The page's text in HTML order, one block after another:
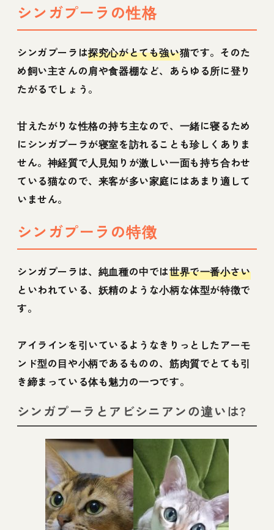
シンガプーラの性格
シンガプーラは探究心がとても強い猫です。そのた
め飼い主さんの肩や食器棚など、あらゆる所に登り
たがるでしょう。
甘えたがりな性格の持ち主なので、一緒に寝るため
にシンガプーラが寝室を訪れることも珍しくありま
せん。神経質で人見知りが激しい一面も持ち合わせ
ている猫なので、来客が多い家庭にはあまり適して
いません。
シンガプーラの特徴
シンガプーラは、純血種の中では世界で一番小さい
といわれている、妖精のような小柄な体型が特徴で
す。
アイラインを引いているようなきりっとしたアーモ
ンド型の目や小柄であるものの、筋肉質でとても引
き締まっている体も魅力の一つです。
シンガプーラとアビシニアンの違いは?